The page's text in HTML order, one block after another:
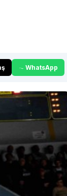
WhatsApp